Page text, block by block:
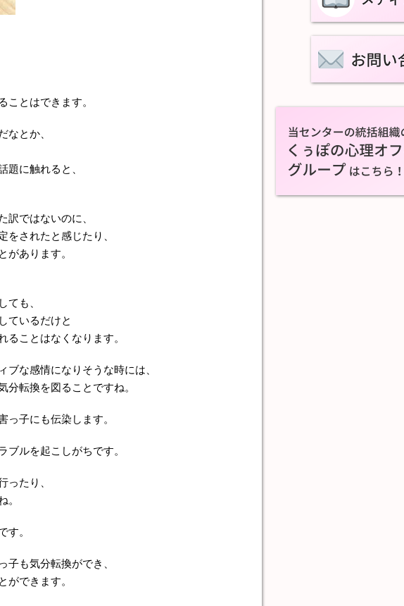
ことはできます。
なとか、
題に触れると、
訳ではないのに、
をされたと感じたり、
があります。
ても、
ているだけと
ことはなくなります。
な感情になりそうな時には、
転換を図ることですね。
っ子にも伝染します。
ブルを起こしがちです。
ったり、
。
す。
子も気分転換ができ、
ができます。